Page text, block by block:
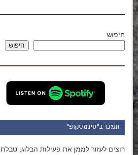
חיפוש
חיפוש
תמכו ב"סינמסקופ"
רוצים לעזור לממן את פעילות הבלוג, טבלת